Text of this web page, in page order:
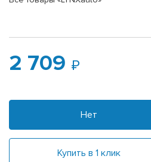
2 709
Нет
Купить в 1 клик